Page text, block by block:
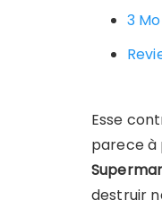
3
Esse
parece à
destruir